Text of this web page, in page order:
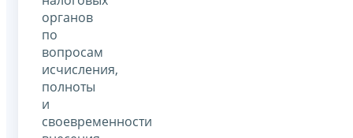
органов
по
вопросам
исчисления,
полноты
и
своевременности